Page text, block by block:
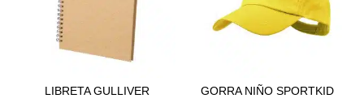
LIBRETA GULLIVER
GORRA NIÑO SPORTKID